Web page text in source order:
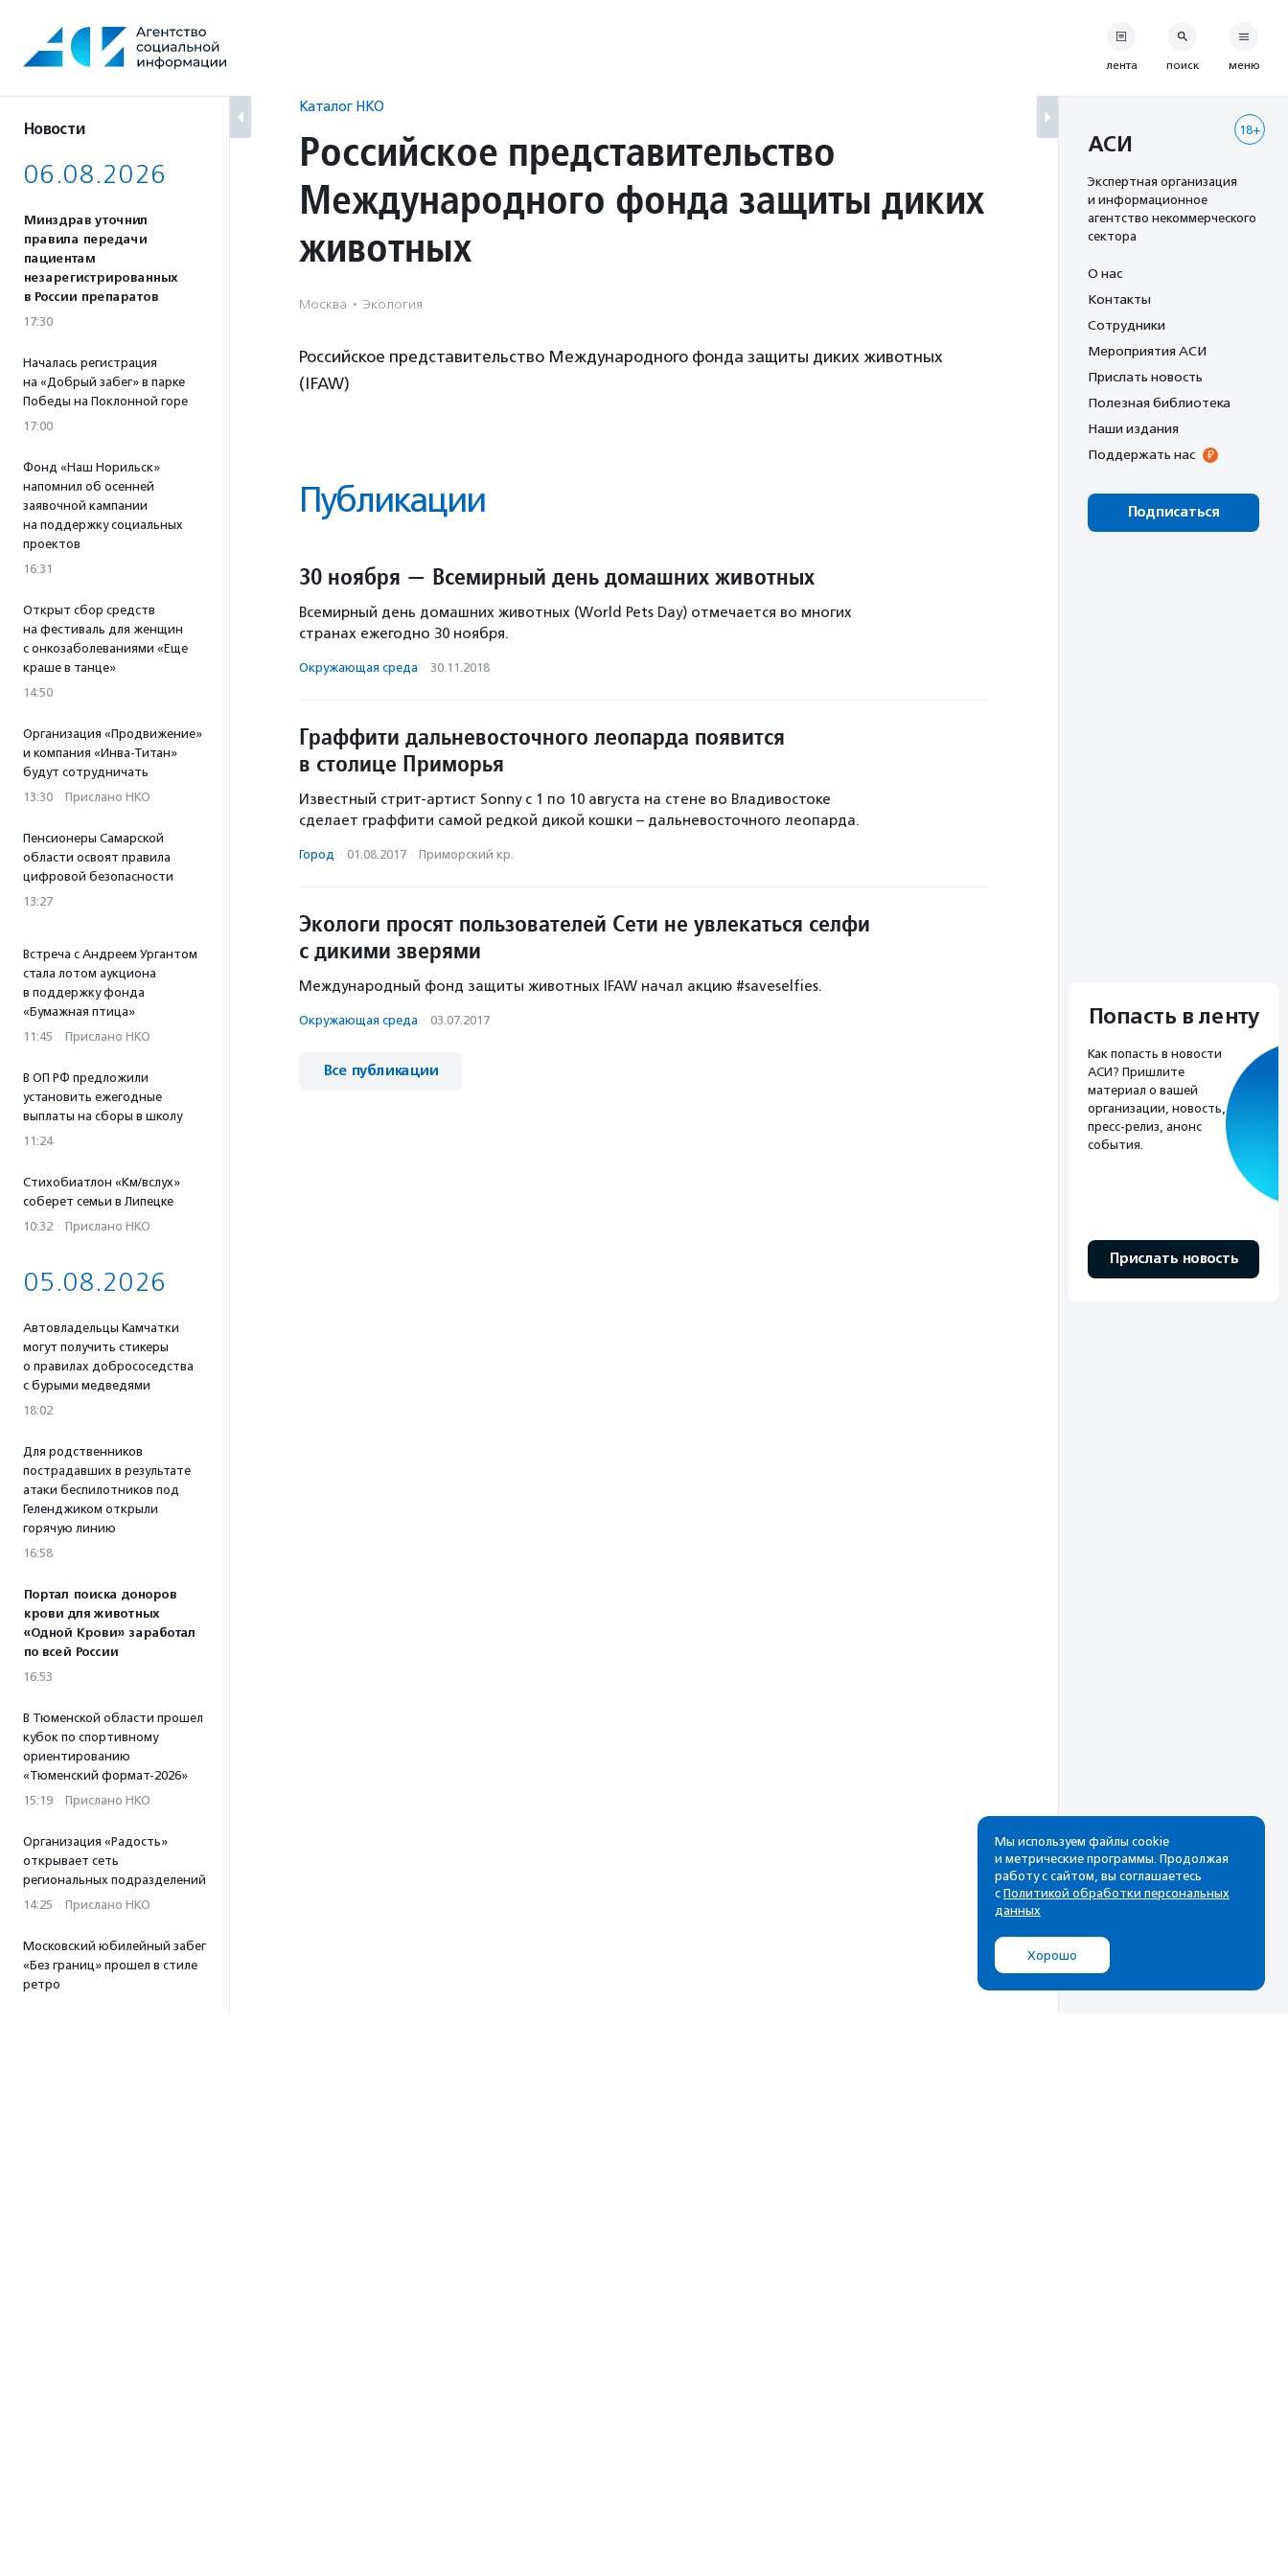
содержанию
Новости
06.08.2026
Минздрав уточнил
правила передачи
пациентам
незарегистрированных
в России препаратов
17:30
Началась регистрация
на «Добрый забег» в парке
Победы на Поклонной горе
17:00
Фонд «Наш Норильск»
напомнил об осенней
заявочной кампании
на поддержку социальных
проектов
16:31
Открыт сбор средств
на фестиваль для женщин
с онкозаболеваниями «Еще
краше в танце»
14:50
Организация «Продвижение»
и компания «Инва-Титан»
будут сотрудничать
13:30 · Прислано НКО
Пенсионеры Самарской
области освоят правила
цифровой безопасности
13:27
Встреча с Андреем Ургантом
стала лотом аукциона
в поддержку фонда
«Бумажная птица»
11:45 · Прислано НКО
В ОП РФ предложили
установить ежегодные
выплаты на сборы в школу
11:24
Стихобиатлон «Км/вслух»
соберет семьи в Липецке
10:32 · Прислано НКО
05.08.2026
Автовладельцы Камчатки
могут получить стикеры
о правилах добрососедства
с бурыми медведями
18:02
Для родственников
пострадавших в результате
атаки беспилотников под
Геленджиком открыли
горячую линию
16:58
Портал поиска доноров
крови для животных
«Одной Крови» заработал
по всей России
16:53
В Тюменской области прошел
кубок по спортивному
ориентированию
«Тюменский формат-2026»
15:19 · Прислано НКО
Организация «Радость»
открывает сеть
региональных подразделений
14:25 · Прислано НКО
Московский юбилейный забег
«Без границ» прошел в стиле
ретро
Каталог НКО
Российское представительство
Международного фонда защиты диких
животных
Москва · Экология
Российское представительство Международного фонда защиты диких животных
(IFAW)
Публикации
30 ноября — Всемирный день домашних животных
Всемирный день домашних животных (World Pets Day) отмечается во многих
странах ежегодно 30 ноября.
Окружающая среда · 30.11.2018
Граффити дальневосточного леопарда появится
в столице Приморья
Известный стрит-артист Sonny с 1 по 10 августа на стене во Владивостоке
сделает граффити самой редкой дикой кошки – дальневосточного леопарда.
Город · 01.08.2017 · Приморский кр.
Экологи просят пользователей Сети не увлекаться селфи
с дикими зверями
Международный фонд защиты животных IFAW начал акцию #saveselfies.
Окружающая среда · 03.07.2017
Все публикации
лента поиск меню
18+
АСИ
Экспертная организация
и информационное
агентство некоммерческого
сектора
О нас
Контакты
Сотрудники
Мероприятия АСИ
Прислать новость
Полезная библиотека
Наши издания
Поддержать нас
Подписаться
Попасть в ленту
Как попасть в новости
АСИ? Пришлите
материал о вашей
организации, новость,
пресс-релиз, анонс
события.
Прислать новость
Рассылка
Cамые свежие новости,
почтовом ящике
Мы используем файлы cookie
и метрические программы. Продолжая
работу с сайтом, вы соглашаетесь
с Политикой обработки персональных
данных
Хорошо